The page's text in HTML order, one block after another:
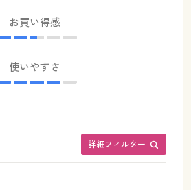
お買い得感
使いやすさ
詳細フィルター